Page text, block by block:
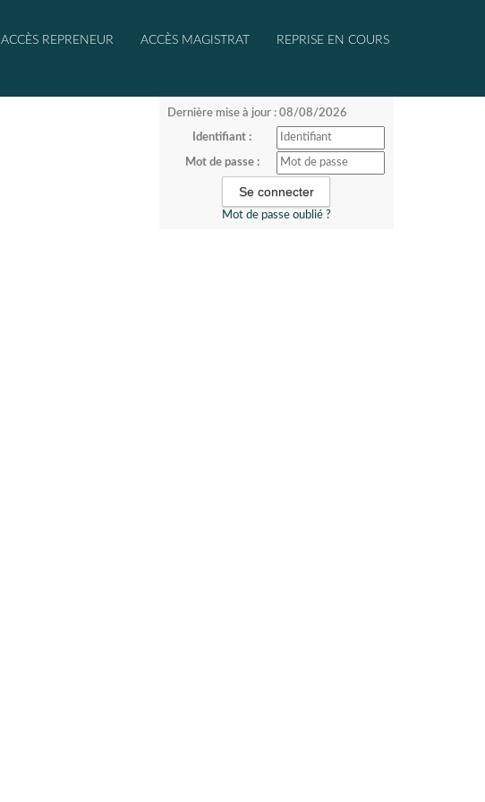
ACCÈS REPRENEUR ACCÈS MAGISTRAT REPRISE EN COURS
Dernière mise à jour : 08/08/2026
Identifiant :
Mot de passe :
Mot de passe oublié ?